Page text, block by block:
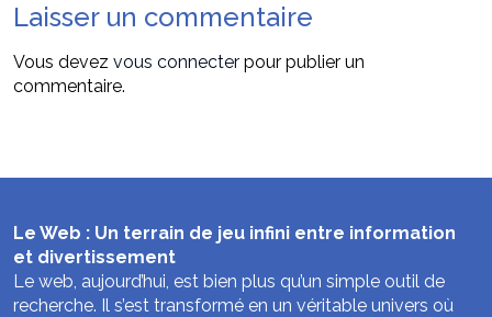
Laisser un commentaire
Vous devez vous connecter pour publier un
commentaire.
Le Web : Un terrain de jeu infini entre information
et divertissement
Le web, aujourd’hui, est bien plus qu’un simple outil de
recherche. Il s’est transformé en un véritable univers où